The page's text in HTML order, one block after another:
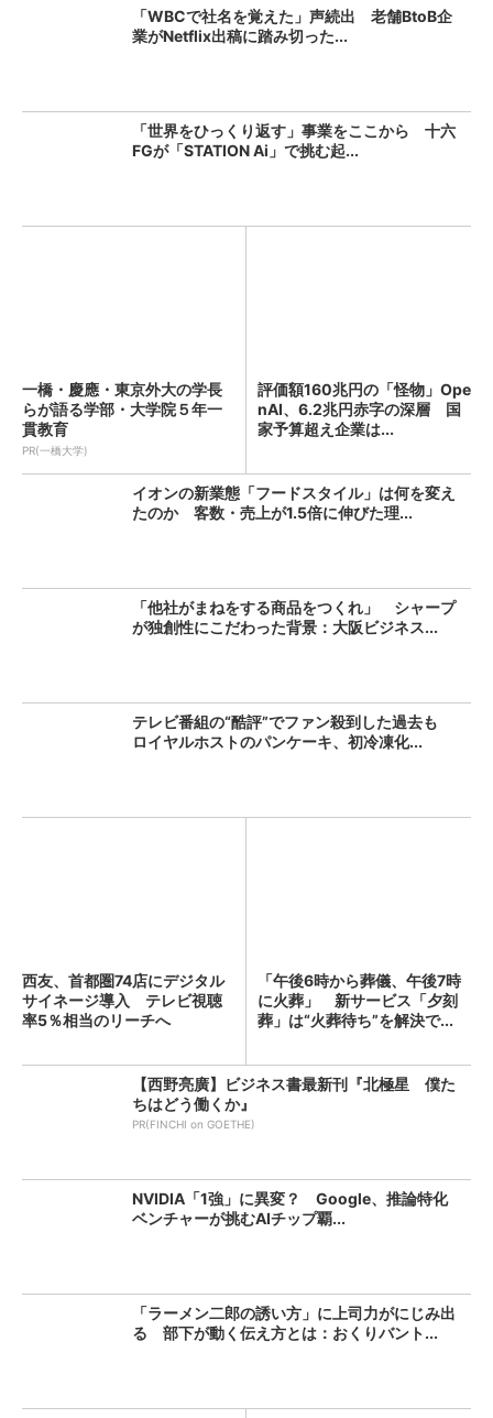
「WBCで社名を覚えた」声続出 老舗BtoB企
業がNetflix出稿に踏み切った...
「世界をひっくり返す」事業をここから 十六
FGが「STATION Ai」で挑む起...
一橋・慶應・東京外大の学長
らが語る学部・大学院５年一
貫教育
PR(一橋大学)
評価額160兆円の「怪物」Ope
nAI、6.2兆円赤字の深層 国
家予算超え企業は...
イオンの新業態「フードスタイル」は何を変え
たのか 客数・売上が1.5倍に伸びた理...
「他社がまねをする商品をつくれ」 シャープ
が独創性にこだわった背景：大阪ビジネス...
テレビ番組の“酷評”でファン殺到した過去も
ロイヤルホストのパンケーキ、初冷凍化...
西友、首都圏74店にデジタル
サイネージ導入 テレビ視聴
率5％相当のリーチへ
「午後6時から葬儀、午後7時
に火葬」 新サービス「夕刻
葬」は“火葬待ち”を解決で...
【西野亮廣】ビジネス書最新刊『北極星 僕た
ちはどう働くか』
PR(FINCHI on GOETHE)
NVIDIA「1強」に異変？ Google、推論特化
ベンチャーが挑むAIチップ覇...
「ラーメン二郎の誘い方」に上司力がにじみ出
る 部下が動く伝え方とは：おくりバント...